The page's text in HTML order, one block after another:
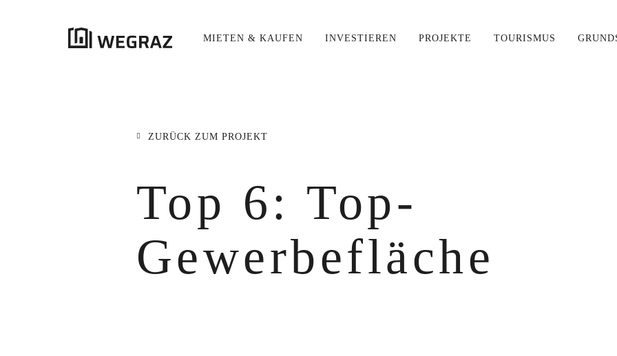
MIETEN & KAUFEN INVESTIEREN PROJEKTE TOURISMUS
({{FILTERS[FILTER]}})
excerpt
MEHR ERFAHREN
ZURÜCK ZUM PROJEKT
Top 6: Top-
Gewerbefläche